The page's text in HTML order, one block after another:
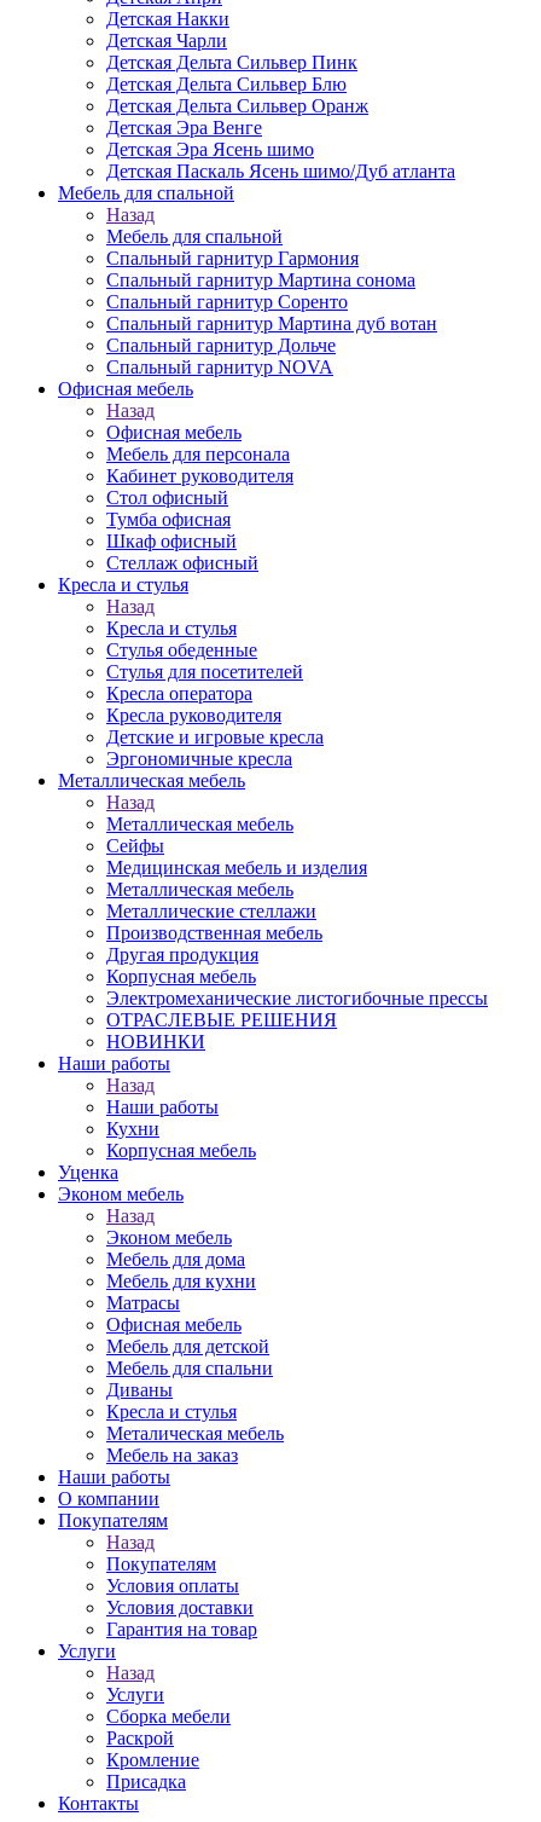
Детская Накки
Детская Чарли
Детская Дельта Сильвер Пинк
Детская Дельта Сильвер Блю
Детская Дельта Сильвер Оранж
Детская Эра Венге
Детская Эра Ясень шимо
Детская Паскаль Ясень шимо/Дуб атланта
Мебель для спальной
Назад
Мебель для спальной
Спальный гарнитур Гармония
Спальный гарнитур Мартина сонома
Спальный гарнитур Соренто
Спальный гарнитур Мартина дуб вотан
Спальный гарнитур Дольче
Спальный гарнитур NOVA
Офисная мебель
Назад
Офисная мебель
Мебель для персонала
Кабинет руководителя
Стол офисный
Тумба офисная
Шкаф офисный
Стеллаж офисный
Кресла и стулья
Назад
Кресла и стулья
Стулья обеденные
Стулья для посетителей
Кресла оператора
Кресла руководителя
Детские и игровые кресла
Эргономичные кресла
Металлическая мебель
Назад
Металлическая мебель
Сейфы
Медицинская мебель и изделия
Металлическая мебель
Металлические стеллажи
Производственная мебель
Другая продукция
Корпусная мебель
Электромеханические листогибочные прессы
ОТРАСЛЕВЫЕ РЕШЕНИЯ
НОВИНКИ
Наши работы
Назад
Наши работы
Кухни
Корпусная мебель
Уценка
Эконом мебель
Назад
Эконом мебель
Мебель для дома
Мебель для кухни
Матрасы
Офисная мебель
Мебель для детской
Мебель для спальни
Диваны
Кресла и стулья
Металическая мебель
Мебель на заказ
Наши работы
О компании
Покупателям
Назад
Покупателям
Условия оплаты
Условия доставки
Гарантия на товар
Услуги
Назад
Услуги
Сборка мебели
Раскрой
Кромление
Присадка
Контакты